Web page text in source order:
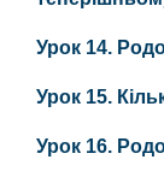
Урок 14.
Урок 15.
Урок 16.